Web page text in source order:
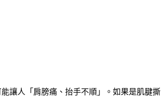
讓人「肩膀痛、抬手不順」。如果是肌腱撕